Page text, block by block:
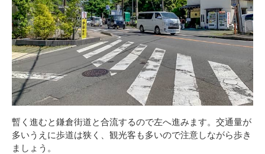
暫く進むと鎌倉街道と合流するので左へ進みます。交通量が
多いうえに歩道は狭く、観光客も多いので注意しながら歩き
ましょう。